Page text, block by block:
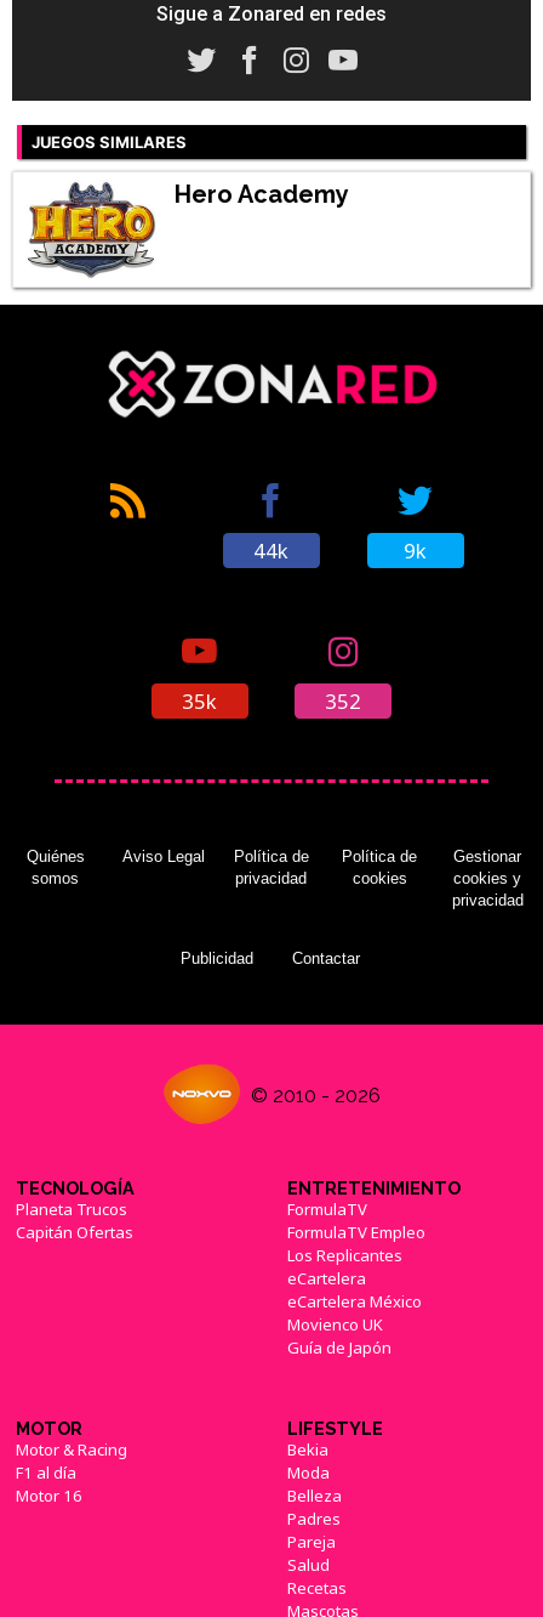
Sigue a Zonared en redes
JUEGOS SIMILARES
Hero Academy
44k 9k
35k 352
Quiénes
somos
Aviso Legal
Política de
privacidad
Política de
cookies
Gestionar
cookies y
privacidad
Publicidad Contactar
© 2010 - 2026
TECNOLOGÍA
Planeta Trucos
Capitán Ofertas
ENTRETENIMIENTO
FormulaTV
FormulaTV Empleo
Los Replicantes
eCartelera
eCartelera México
Movienco UK
Guía de Japón
MOTOR
Motor & Racing
F1 al día
Motor 16
LIFESTYLE
Bekia
Moda
Belleza
Padres
Pareja
Salud
Recetas
Mascotas